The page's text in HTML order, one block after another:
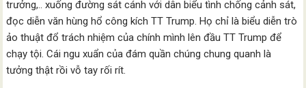
trưởng,.. xuống đường sát cánh với dân biểu tình chống cảnh sát,
đọc diễn văn hùng hổ công kích TT Trump. Họ chỉ là biểu diễn trò
ảo thuật đổ trách nhiệm của chính mình lên đầu TT Trump để
chạy tội. Cái ngu xuẩn của đám quần chúng chung quanh là
tưởng thật rồi vỗ tay rối rít.